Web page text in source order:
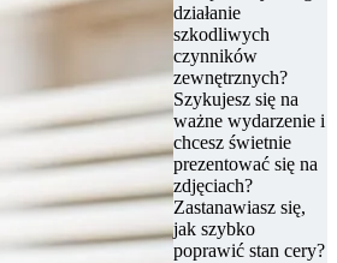
działanie
szkodliwych
czynników
zewnętrznych?
Szykujesz się na
ważne wydarzenie i
chcesz świetnie
prezentować się na
zdjęciach?
Zastanawiasz się,
jak szybko
poprawić stan cery?